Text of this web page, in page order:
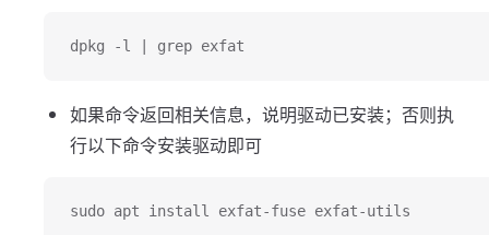
dpkg -l | grep exfat
如果命令返回相关信息，说明驱动已安装；否则执
行以下命令安装驱动即可
sudo apt install exfat-fuse exfat-utils